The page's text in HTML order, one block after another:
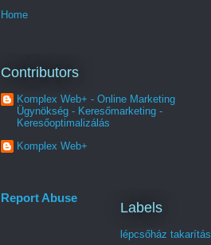
Home
Contributors
Komplex Web+ - Online Marketing
Ügynökség - Keresőmarketing -
Keresőoptimalizálás
Komplex Web+
Report Abuse
Labels
lépcsőház takarítás